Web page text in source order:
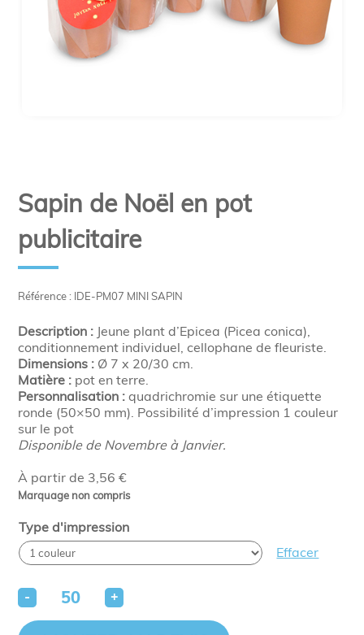
Référence : IDE-PM07 MINI SAPIN
À partir de 3,56 €
Marquage non compris
Sapin de Noël en pot
publicitaire
Description : Jeune plant d’Epicea (Picea conica),
conditionnement individuel, cellophane de fleuriste.
Dimensions : Ø 7 x 20/30 cm.
Matière : pot en terre.
Personnalisation :quadrichromie sur une étiquette
ronde (50×50 mm). Possibilité d’impression 1 couleur
sur le pot
Disponible de Novembre à Janvier.
Type d'impression
Effacer
- +